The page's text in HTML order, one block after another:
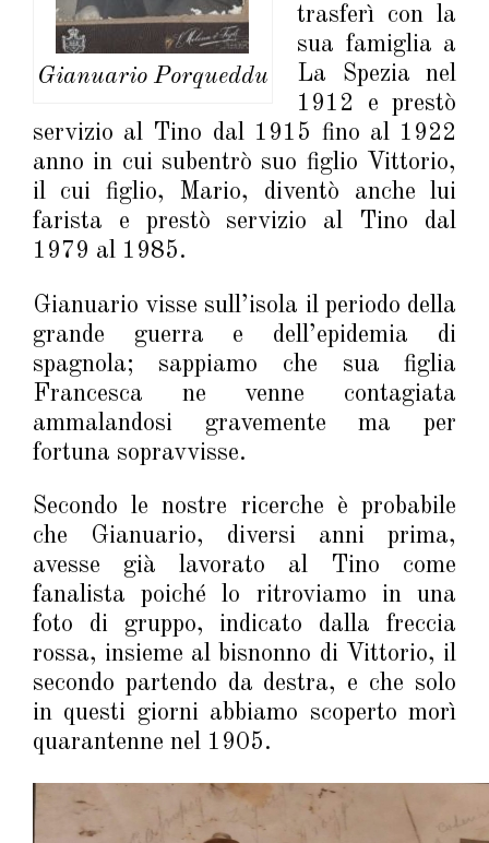
Gianuario Porqueddu
trasferì con la
sua famiglia a
La Spezia nel
1912 e prestò
servizio al Tino dal 1915 fino al 1922
anno in cui subentrò suo figlio Vittorio,
il cui figlio, Mario, diventò anche lui
farista e prestò servizio al Tino dal
1979 al 1985.
Gianuario visse sull’isola il periodo della
grande guerra e dell’epidemia di
spagnola; sappiamo che sua figlia
Francesca ne venne contagiata
ammalandosi gravemente ma per
fortuna sopravvisse.
Secondo le nostre ricerche è probabile
che Gianuario, diversi anni prima,
avesse già lavorato al Tino come
fanalista poiché lo ritroviamo in una
foto di gruppo, indicato dalla freccia
rossa, insieme al bisnonno di Vittorio, il
secondo partendo da destra, e che solo
in questi giorni abbiamo scoperto morì
quarantenne nel 1905.